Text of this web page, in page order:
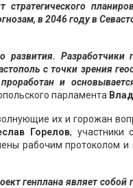
в 2046 году в
Разработчики
с точки зрения
и
парламента
их и горожан
Горелов, участники
рабочим протоколом
генплана являет собой